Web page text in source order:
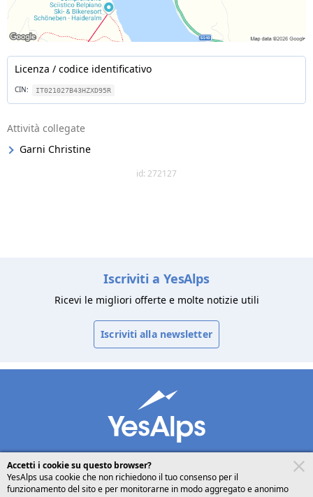
Licenza / codice identificativo
CIN: IT021027B43HZXD95R
Attività collegate
Garni Christine
id: 272127
Iscriviti a YesAlps
Ricevi le migliori offerte e molte notizie utili
Iscriviti alla newsletter
Accetti i cookie su questo browser?
YesAlps usa cookie che non richiedono il tuo consenso per il
funzionamento del sito e per monitorarne in modo aggregato e anonimo